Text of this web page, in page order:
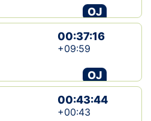
OJ
00:37:16
+09:59
OJ
00:43:44
+00:43